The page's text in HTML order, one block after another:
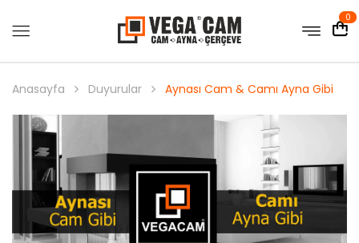
0
Anasayfa Duyurular Aynası Cam & Camı Ayna Gibi